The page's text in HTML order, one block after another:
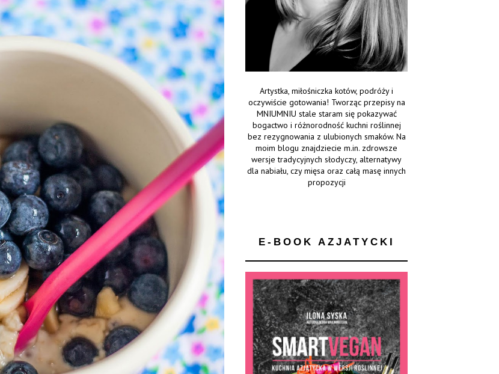
Artystka, miłośniczka kotów, podróży i
oczywiście gotowania! Tworząc przepisy na
MNIUMNIU stale staram się pokazywać
bogactwo i różnorodność kuchni roślinnej
bez rezygnowania z ulubionych smaków. Na
moim blogu znajdziecie m.in. zdrowsze
wersje tradycyjnych słodyczy, alternatywy
dla nabiału, czy mięsa oraz całą masę innych
propozycji
E-BOOK AZJATYCKI